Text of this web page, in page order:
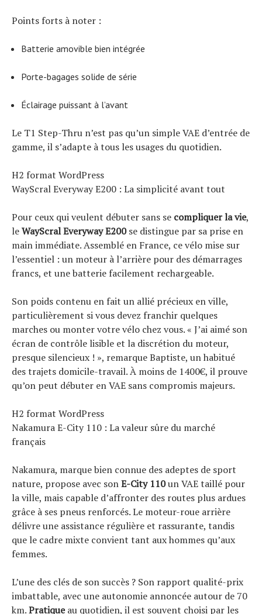
Points forts à noter :
Batterie amovible bien intégrée
Porte-bagages solide de série
Éclairage puissant à l’avant
Le T1 Step-Thru n’est pas qu’un simple VAE d’entrée de
gamme, il s’adapte à tous les usages du quotidien.
H2 format WordPress
WayScral Everyway E200 : La simplicité avant tout
Pour ceux qui veulent débuter sans se compliquer la vie,
leWayScral Everyway E200se distingue par sa prise en
main immédiate. Assemblé en France, ce vélo mise sur
l’essentiel : un moteur à l’arrière pour des démarrages
francs, et une batterie facilement rechargeable.
Son poids contenu en fait un allié précieux en ville,
particulièrement si vous devez franchir quelques
marches ou monter votre vélo chez vous. « J’ai aimé son
écran de contrôle lisible et la discrétion du moteur,
presque silencieux ! », remarque Baptiste, un habitué
des trajets domicile-travail. À moins de 1400€, il prouve
qu’on peut débuter en VAE sans compromis majeurs.
H2 format WordPress
Nakamura E-City 110 : La valeur sûre du marché
français
Nakamura, marque bien connue des adeptes de sport
nature, propose avec sonE-City 110un VAE taillé pour
la ville, mais capable d’affronter des routes plus ardues
grâce à ses pneus renforcés. Le moteur-roue arrière
délivre une assistance régulière et rassurante, tandis
que le cadre mixte convient tant aux hommes qu’aux
femmes.
L’une des clés de son succès ? Son rapport qualité-prix
imbattable, avec une autonomie annoncée autour de 70
km.Pratiqueau quotidien, il est souvent choisi par les